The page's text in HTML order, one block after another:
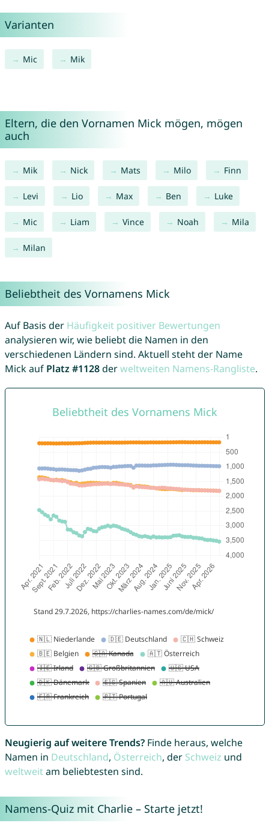
Varianten
Mic Mik
Eltern, die den Vornamen Mick mögen, mögen
auch
Mik Nick Mats Milo Finn
Levi Lio Max Ben Luke
Mic Liam Vince Noah Mila
Milan
Beliebtheit des Vornamens Mick
Auf Basis der Häufigkeit positiver Bewertungen
analysieren wir, wie beliebt die Namen in den
verschiedenen Ländern sind. Aktuell steht der Name
Mick auf Platz #1128derweltweiten Namens-Rangliste.
Neugierig auf weitere Trends?Finde heraus, welche
Namen in Deutschland, Österreich, der Schweiz und
weltweitam beliebtesten sind.
Namens-Quiz mit Charlie – Starte jetzt!